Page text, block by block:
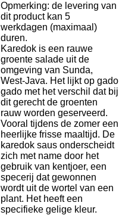
Opmerking: de levering van
dit product kan 5
werkdagen (maximaal)
duren.
Karedok is een rauwe
groente salade uit de
omgeving van Sunda,
West-Java. Het lijkt op gado
gado met het verschil dat bij
dit gerecht de groenten
rauw worden geserveerd.
Vooral tijdens de zomer een
heerlijke frisse maaltijd. De
karedok saus onderscheidt
zich met name door het
gebruik van kentjoer, een
specerij dat gewonnen
wordt uit de wortel van een
plant. Het heeft een
specifieke gelige kleur.